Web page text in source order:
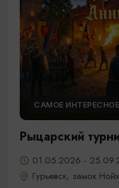
САМОЕ ИНТЕРЕСНОЕ
Рыцарский
01.05.2026 -
Гурьевск, замок